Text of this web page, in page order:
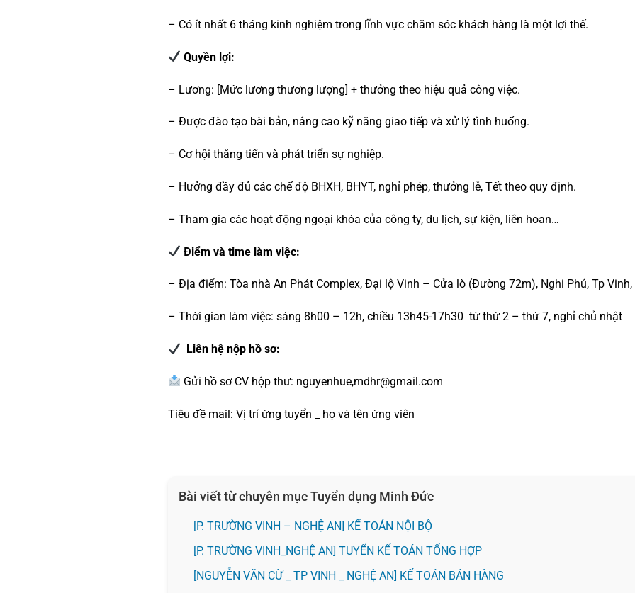
– Có ít nhất 6 tháng kinh nghiệm trong lĩnh vực chăm sóc khách hàng là một lợi thế.
Quyền lợi:
– Lương: [Mức lương thương lượng] + thưởng theo hiệu quả công việc.
– Được đào tạo bài bản, nâng cao kỹ năng giao tiếp và xử lý tình huống.
– Cơ hội thăng tiến và phát triển sự nghiệp.
– Hưởng đầy đủ các chế độ BHXH, BHYT, nghỉ phép, thưởng lễ, Tết theo quy định.
– Tham gia các hoạt động ngoại khóa của công ty, du lịch, sự kiện, liên hoan…
Điểm và time làm việc:
– Địa điểm: Tòa nhà An Phát Complex, Đại lộ Vinh – Cửa lò (Đường 72m), Nghi Phú, Tp
– Thời gian làm việc: sáng 8h00 – 12h, chiều 13h45-17h30 từ thứ 2 – thứ 7, nghỉ chủ nhật
Liên hệ nộp hồ sơ:
Gửi hồ sơ CV hộp thư: nguyenhue,mdhr@gmail.com
Tiêu đề mail: Vị trí ứng tuyển _ họ và tên ứng viên
Bài viết từ chuyên mục Tuyển dụng Minh Đức
[P. TRƯỜNG VINH – NGHỆ AN] KẾ TOÁN NỘI BỘ
[P. TRƯỜNG VINH_NGHỆ AN] TUYỂN KẾ TOÁN TỔNG HỢP
[NGUYỄN VĂN CỪ _ TP VINH _ NGHỆ AN] KẾ TOÁN BÁN HÀNG